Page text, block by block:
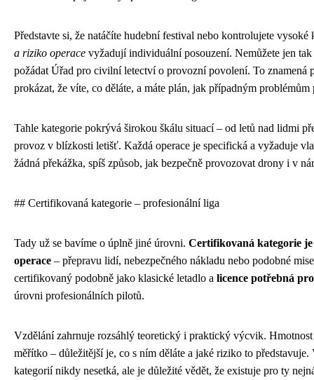
Představte si, že natáčíte hudební festival nebo kontrolujete
a riziko operace vyžadují individuální posouzení. Nemůžete jen
požádat Úřad pro civilní letectví o provozní povolení. To znamená
prokázat, že víte, co děláte, a máte plán, jak případným problémům
Tahle kategorie pokrývá širokou škálu situací – od letů nad lidmi
provoz v blízkosti letišť. Každá operace je specifická a vyžaduje
žádná překážka, spíš způsob, jak bezpečně provozovat drony i v
## Certifikovaná kategorie – profesionální liga
Tady už se bavíme o úplně jiné úrovni. Certifikovaná kategorie
operace – přepravu lidí, nebezpečného nákladu nebo podobné
certifikovaný podobně jako klasické letadlo a licence potřebná
úrovni profesionálních pilotů.
Vzdělání zahrnuje rozsáhlý teoretický i praktický výcvik.
měřítko – důležitější je, co s ním děláte a jaké riziko to představuje.
kategorií nikdy nesetká, ale je důležité vědět, že existuje pro ty